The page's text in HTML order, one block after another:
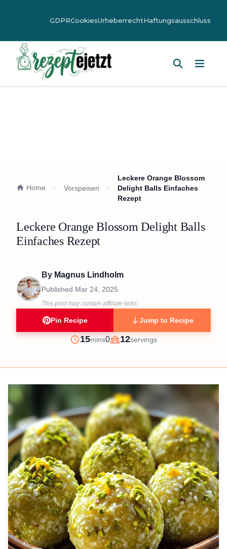
GDPRCookiesUrheberrechtHaftungsausschluss
Home Vorspeisen
Leckere Orange Blossom
Delight Balls Einfaches
Rezept
Leckere Orange Blossom Delight Balls
Einfaches Rezept
By Magnus Lindholm
Published Mar 24, 2025
This post may contain affiliate links.
Pin Recipe Jump to Recipe
Prep
15minutes
mins0
Servings
12servings